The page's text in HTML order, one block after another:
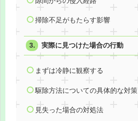
掃除不足がもたらす影響
実際に見つけた場合の行動
まずは冷静に観察する
駆除方法についての具体的な対策
見失った場合の対処法